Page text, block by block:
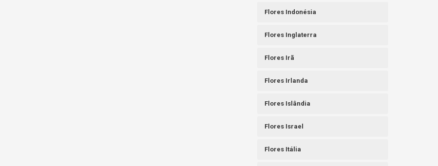
Flores Indonésia
Flores Inglaterra
Flores Irã
Flores Irlanda
Flores Islândia
Flores Israel
Flores Itália